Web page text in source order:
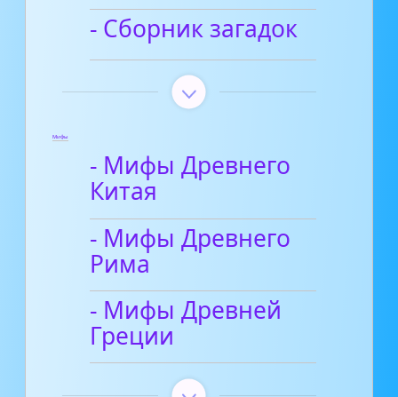
- Сборник загадок
Мифы
- Мифы Древнего
Китая
- Мифы Древнего
Рима
- Мифы Древней
Греции